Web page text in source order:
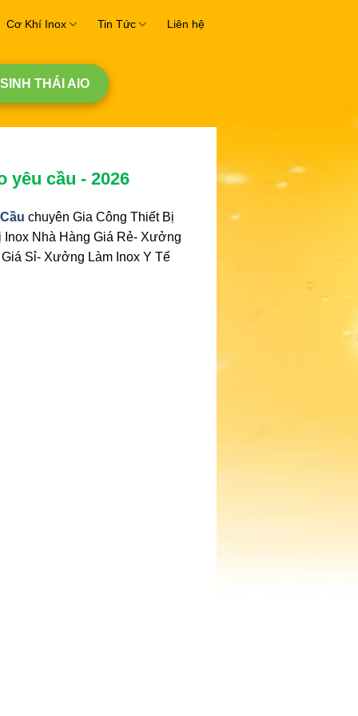
Cơ Khí Inox Tin Tức Liên hệ
THÁI AIO
yêu cầu - 2026
chuyên Gia Công Thiết Bị
Nhà Hàng Giá Rẻ- Xưởng
Sỉ- Xưởng Làm Inox Y Tế